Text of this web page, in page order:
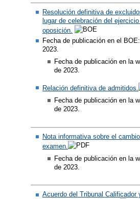
Resolución definitiva de
lugar de celebración del
oposición.
Fecha de publicación en el
2023.​
Fecha de publicación en la
de 2023.
Relación definitiva de admitidos.
Fecha de publicación en la
de 2023.
Nota informativa sobre el
examen.
Fecha de publicación en la
de 2023.
Acuerdo del Tribunal Calificador